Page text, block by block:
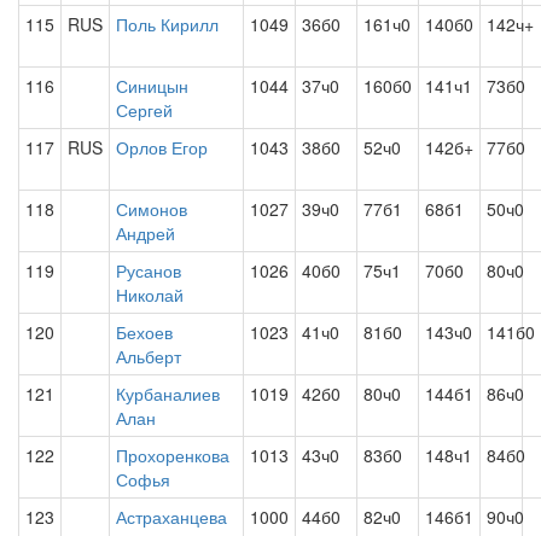
115 RUS Поль Кирилл 1049 36б0 161ч0 140б0 142ч+
116
Синицын
Сергей
1044 37ч0 160б0 141ч1 73б0
117 RUS Орлов Егор 1043 38б0 52ч0 142б+ 77б0
118
Симонов
Андрей
1027 39ч0 77б1 68б1 50ч0
119
Русанов
Николай
1026 40б0 75ч1 70б0 80ч0
120
Бехоев
Альберт
1023 41ч0 81б0 143ч0 141б0
121
Курбаналиев
Алан
1019 42б0 80ч0 144б1 86ч0
122
Прохоренкова
Софья
1013 43ч0 83б0 148ч1 84б0
123
Астраханцева
1000 44б0 82ч0 146б1 90ч0